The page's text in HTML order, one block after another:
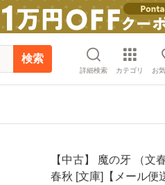
検索
詳細検索 カテゴリ お
【中古】 魔の牙 （文
春秋 [文庫]【メール便